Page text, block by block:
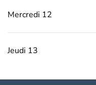
Mercredi 12
Jeudi 13